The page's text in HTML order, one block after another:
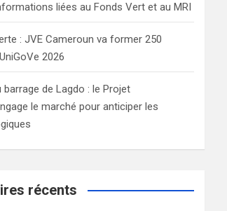
liées au Fonds Vert et au MRI
: JVE Cameroun va former 250
2026
de Lagdo : le Projet
le marché pour anticiper les
récents